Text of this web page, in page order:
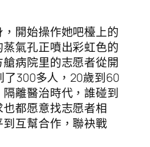
開始操作她吧檯上的
氣孔正噴出彩虹色的
病院里的志愿者從開
了300多人，20歲到60
離醫治時代，誰碰到
都愿意找志愿者相
互幫合作，聯袂戰